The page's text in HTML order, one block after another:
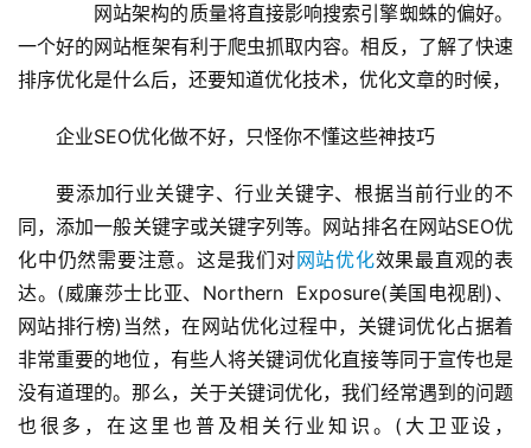
网站架构的质量将直接影响搜索引擎蜘蛛的偏好。
一个好的网站框架有利于爬虫抓取内容。相反，了解了快速
排序优化是什么后，还要知道优化技术，优化文章的时候，
企业SEO优化做不好，只怪你不懂这些神技巧
要添加行业关键字、行业关键字、根据当前行业的不
同，添加一般关键字或关键字列等。网站排名在网站SEO优
化中仍然需要注意。这是我们对网站优化效果最直观的表
达。(威廉莎士比亚、Northern  Exposure(美国电视剧)、
网站排行榜)当然，在网站优化过程中，关键词优化占据着
非常重要的地位，有些人将关键词优化直接等同于宣传也是
没有道理的。那么，关于关键词优化，我们经常遇到的问题
也很多，在这里也普及相关行业知识。(大卫亚设，